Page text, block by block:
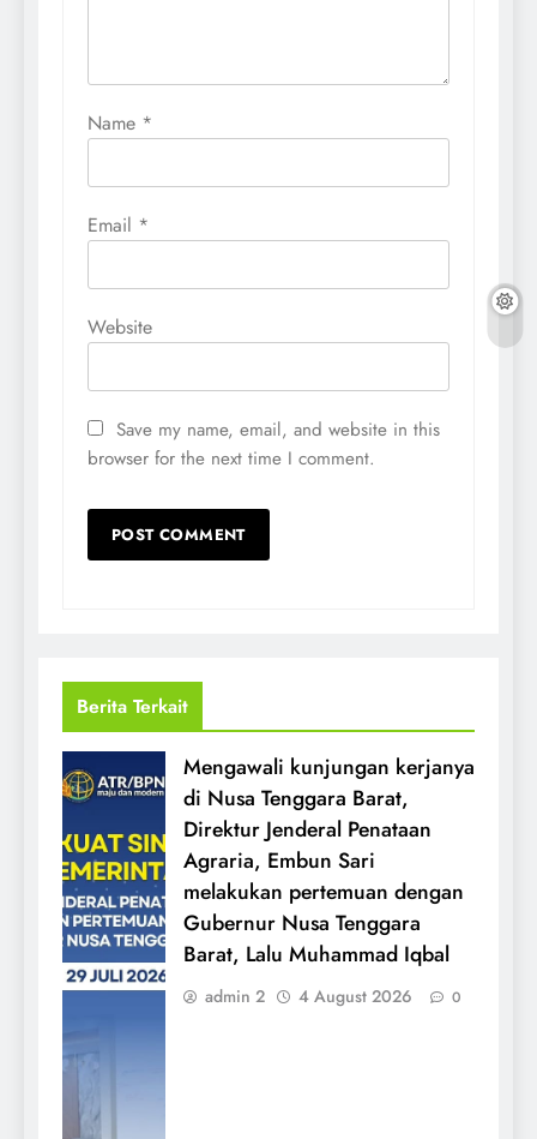
Name *
Email *
Website
Save my name, email, and website in this
browser for the next time I comment.
Berita Terkait
Mengawali kunjungan kerjanya
di Nusa Tenggara Barat,
Direktur Jenderal Penataan
Agraria, Embun Sari
melakukan pertemuan dengan
Gubernur Nusa Tenggara
Barat, Lalu Muhammad Iqbal
admin 2 4 August 2026 0